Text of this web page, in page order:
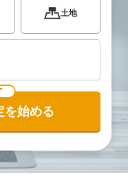
土地
を始める